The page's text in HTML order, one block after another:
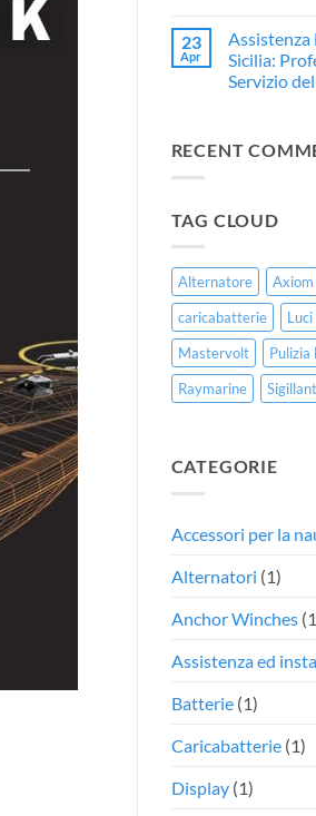
da
Herz
Marine
Trapani
–
su
Assistenza
Sleipner
in
per
di
Propulsione
23
Apr
Assistenza
Sicilia:
Servizio
Assistenza
Besenzoni
al
RECENT
TAG CLOUD
Alternatore Axiom
caricabatterie
Luci
Mastervolt
Pulizia
Raymarine
CATEGORIE
Accessori per la
Alternatori (1)
Anchor Winches
Assistenza ed
Batterie(1)
Caricabatterie(1)
Display(1)